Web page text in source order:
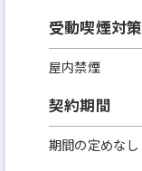
受動喫煙対策
屋内禁煙
契約期間
期間の定めなし